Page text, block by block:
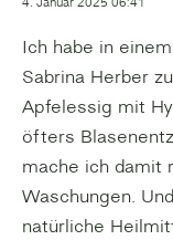
4. Januar 2025 06:41
Ich habe in
Sabrina Herber
Apfelessig mit
öfters
mache ich damit
Waschungen.
natürliche